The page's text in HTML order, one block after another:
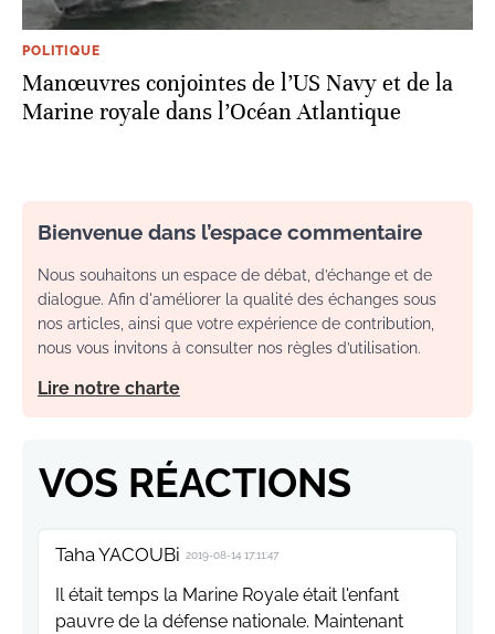
POLITIQUE
Manœuvres conjointes de l’US Navy et de la
Marine royale dans l’Océan Atlantique
Bienvenue dans l’espace commentaire
Nous souhaitons un espace de débat, d’échange et de
dialogue. Afin d'améliorer la qualité des échanges sous
nos articles, ainsi que votre expérience de contribution,
nous vous invitons à consulter nos règles d’utilisation.
Lire notre charte
VOS RÉACTIONS
Taha YACOUBi 2019-08-14 17:11:47
Il était temps la Marine Royale était l'enfant
pauvre de la défense nationale. Maintenant